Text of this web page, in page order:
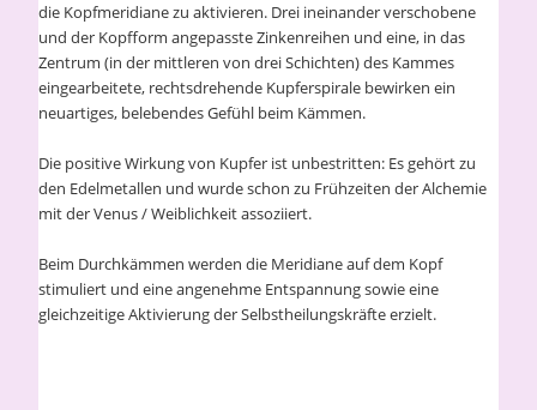
die Kopfmeridiane zu aktivieren. Drei ineinander verschobene
und der Kopfform angepasste Zinkenreihen und eine, in das
Zentrum (in der mittleren von drei Schichten) des Kammes
eingearbeitete, rechtsdrehende Kupferspirale bewirken ein
neuartiges, belebendes Gefühl beim Kämmen.
Die positive Wirkung von Kupfer ist unbestritten: Es gehört zu
den Edelmetallen und wurde schon zu Frühzeiten der Alchemie
mit der Venus / Weiblichkeit assoziiert.
Beim Durchkämmen werden die Meridiane auf dem Kopf
stimuliert und eine angenehme Entspannung sowie eine
gleichzeitige Aktivierung der Selbstheilungskräfte erzielt.